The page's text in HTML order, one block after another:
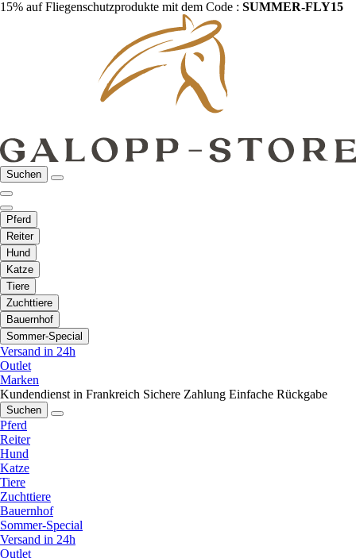
15% auf Fliegenschutzprodukte mit dem Code : SUMMER-FLY15
Suchen
Pferd
Reiter
Hund
Katze
Tiere
Zuchttiere
Bauernhof
Sommer-Special
Versand in 24h
Outlet
Marken
Kundendienst in Frankreich Sichere Zahlung Einfache Rückgabe
Suchen
Pferd
Reiter
Hund
Katze
Tiere
Zuchttiere
Bauernhof
Sommer-Special
Versand in 24h
Outlet